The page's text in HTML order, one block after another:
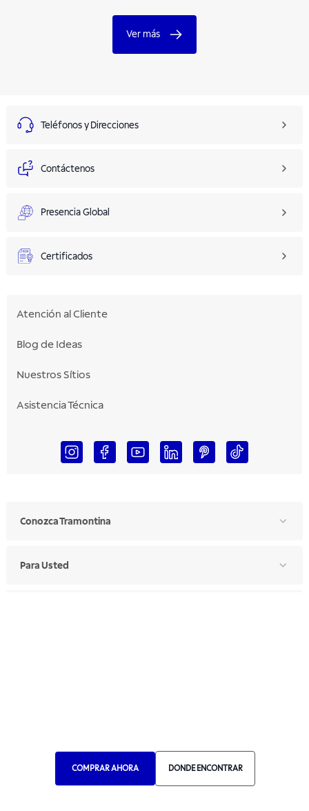
COMPRAR AHORA DONDE ENCONTRAR
Ver más
Teléfonos y Direcciones
Contáctenos
Presencia Global
Certificados
Atención al Cliente
Blog de Ideas
Nuestros Sítios
Asistencia Técnica
Conozca Tramontina
Para Usted
RA 1000